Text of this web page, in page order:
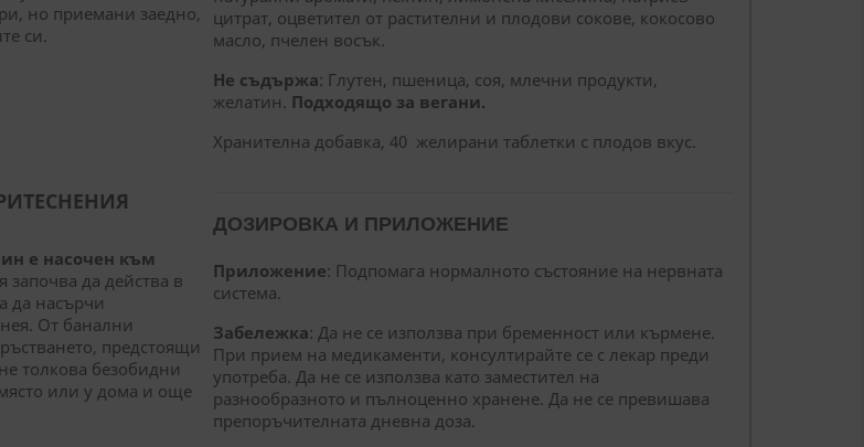
но приемани заедно,
си.
е насочен към
започва да действа в
да насърчи
От банални
предстоящи
толкова безобидни
или у дома и още
цитрат, оцветител от растителни и плодови сокове, кокосово
масло, пчелен восък.
Не съдържа: Глутен, пшеница, соя, млечни продукти,
желатин. Подходящо за вегани.
Хранителна добавка, 40 желирани таблетки с плодов вкус.
ДОЗИРОВКА И ПРИЛОЖЕНИЕ
Приложение: Подпомага нормалното състояние на нервната
система.
Забележка: Да не се използва при бременност или кърмене.
При прием на медикаменти, консултирайте се с лекар преди
употреба. Да не се използва като заместител на
разнообразното и пълноценно хранене. Да не се превишава
препоръчителната дневна доза.